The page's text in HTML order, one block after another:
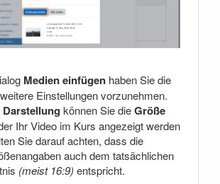
Medien einfügen haben Sie die
Einstellungen vorzunehmen.
Darstellung können Sie dieGröße
Ihr Video im Kurs angezeigt werden
Sie darauf achten, dass die
auch dem tatsächlichen
(meist 16:9) entspricht.